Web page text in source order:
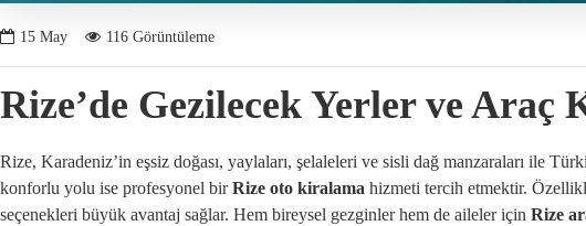
15 May 116 Görüntüleme
Rize’de Gezilecek Yerler ve
Rize, Karadeniz’in eşsiz doğası, yaylaları, şelaleleri ve sisli dağ manzaraları ile
konforlu yolu ise profesyonel birRize oto kiralama hizmeti tercih etmektir.
seçenekleri büyük avantaj sağlar. Hem bireysel gezginler hem de aileler için Rize